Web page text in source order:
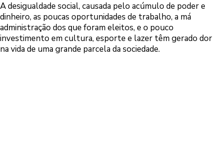
A desigualdade social, causada pelo acúmulo de poder e
dinheiro, as poucas oportunidades de trabalho, a má
administração dos que foram eleitos, e o pouco
investimento em cultura, esporte e lazer têm gerado dor
na vida de uma grande parcela da sociedade.